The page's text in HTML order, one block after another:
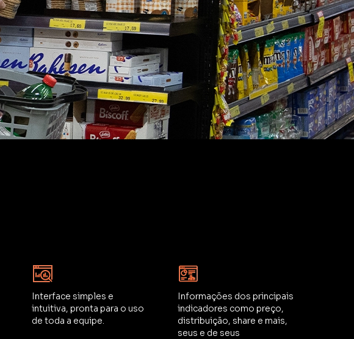
Interface simples e
intuitiva, pronta para o uso
de toda a equipe.
Informações dos principais
indicadores como preço,
distribuição, share e mais,
seus e de seus